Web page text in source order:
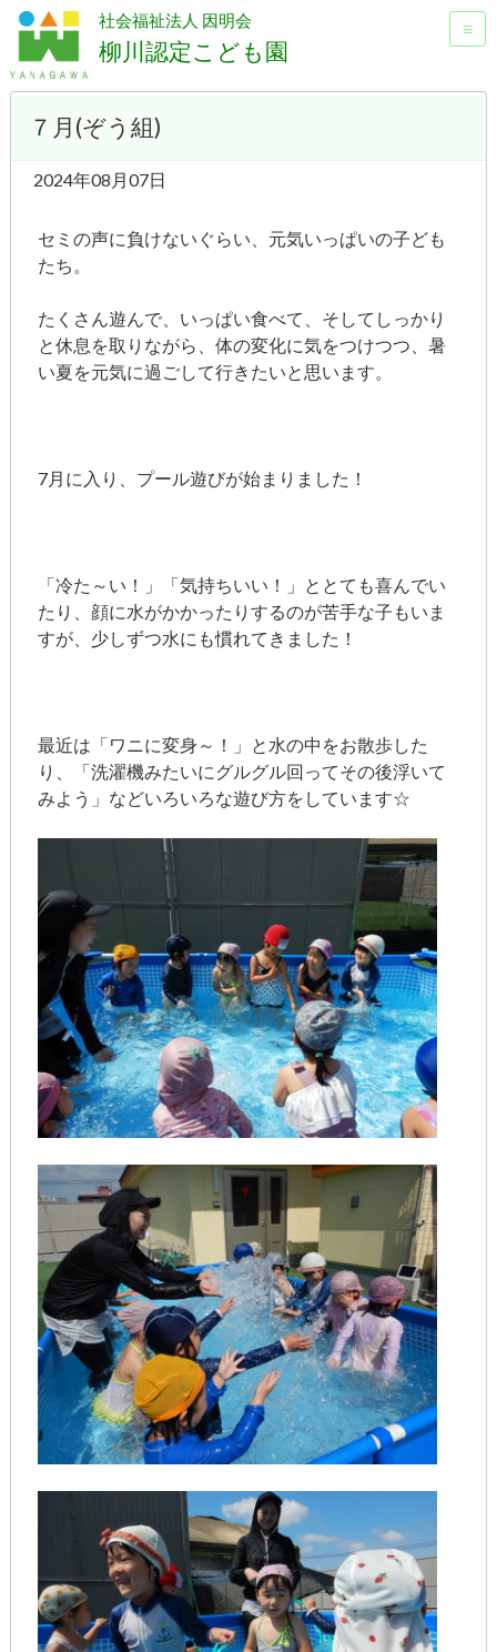
≡
社会福祉法人 因明会
柳川認定こども園
７月(ぞう組)
2024年08月07日
セミの声に負けないぐらい、元気いっぱいの子ども
たち。
たくさん遊んで、いっぱい食べて、そしてしっかり
と休息を取りながら、体の変化に気をつけつつ、暑
い夏を元気に過ごして行きたいと思います。
7月に入り、プール遊びが始まりました！
「冷た～い！」「気持ちいい！」ととても喜んでい
たり、顔に水がかかったりするのが苦手な子もいま
すが、少しずつ水にも慣れてきました！
最近は「ワニに変身～！」と水の中をお散歩した
り、「洗濯機みたいにグルグル回ってその後浮いて
みよう」などいろいろな遊び方をしています☆